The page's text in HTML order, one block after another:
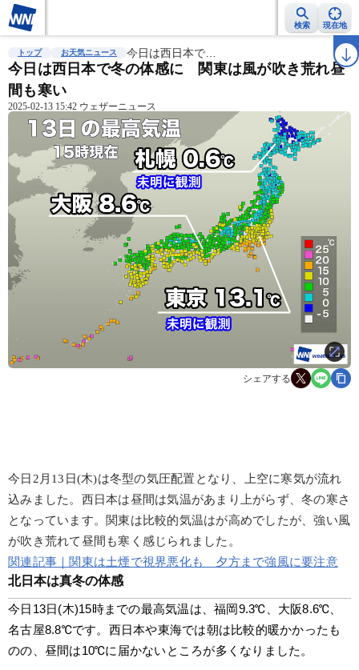
検索 現在地
雨雲レーダー 台風情報 地震情報 ラ
トップ お天気ニュース 今日は西日本で…
今日は西日本で冬の体感に 関東は風が吹き荒れ昼
間も寒い
2025-02-13 15:42 ウェザーニュース
シェアする
今日2月13日(木)は冬型の気圧配置となり、上空に寒気が流れ
込みました。西日本は昼間は気温があまり上がらず、冬の寒さ
となっています。関東は比較的気温はが高めでしたが、強い風
が吹き荒れて昼間も寒く感じられました。
関連記事｜関東は土煙で視界悪化も 夕方まで強風に要注意
北日本は真冬の体感
今日13日(木)15時までの最高気温は、福岡9.3℃、大阪8.6℃、
名古屋8.8℃です。西日本や東海では朝は比較的暖かかったも
のの、昼間は10℃に届かないところが多くなりました。